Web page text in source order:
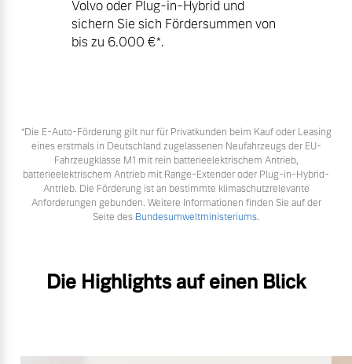
Volvo oder Plug-in-Hybrid und
sichern Sie sich Fördersummen von
bis zu 6.000 €⁠*.
*Die E‑Auto-Förderung gilt nur für Privatkunden beim Kauf oder Leasing
eines erstmals in Deutschland zugelassenen Neufahrzeugs der EU-
Fahrzeugklasse M1 mit rein batterieelektrischem Antrieb,
batterieelektrischem Antrieb mit Range-Extender oder Plug-in-Hybrid-
Antrieb. Die Förderung ist an bestimmte klimaschutzrelevante
Anforderungen gebunden. Weitere Informationen finden Sie auf der
Seite des Bundesumweltministeriums.
Die Highlights auf einen Blick